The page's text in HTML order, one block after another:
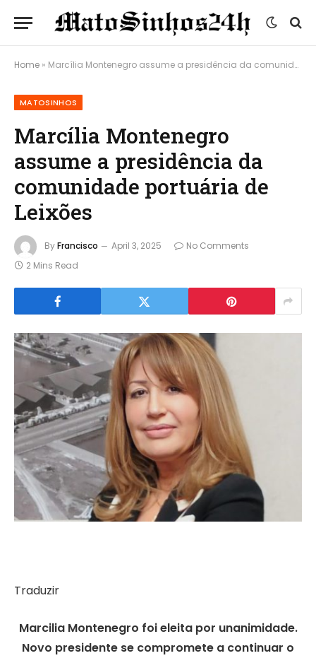
Home » Marcília Montenegro assume a presidência da comunidade portuária de Leixões
MATOSINHOS
Marcília Montenegro
assume a presidência da
comunidade portuária de
Leixões
ByFrancisco April 3, 2025
No Comments
2 Mins Read
Traduzir
Marcilia Montenegro foi eleita por unanimidade.
Novo presidente se compromete a continuar o